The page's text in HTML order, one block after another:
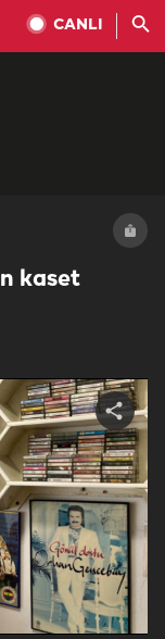
CANLI
kaset
Share
video